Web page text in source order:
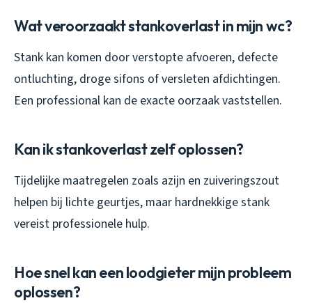
Wat veroorzaakt stankoverlast in mijn wc?
Stank kan komen door verstopte afvoeren, defecte
ontluchting, droge sifons of versleten afdichtingen.
Een professional kan de exacte oorzaak vaststellen.
Kan ik stankoverlast zelf oplossen?
Tijdelijke maatregelen zoals azijn en zuiveringszout
helpen bij lichte geurtjes, maar hardnekkige stank
vereist professionele hulp.
Hoe snel kan een loodgieter mijn probleem
oplossen?